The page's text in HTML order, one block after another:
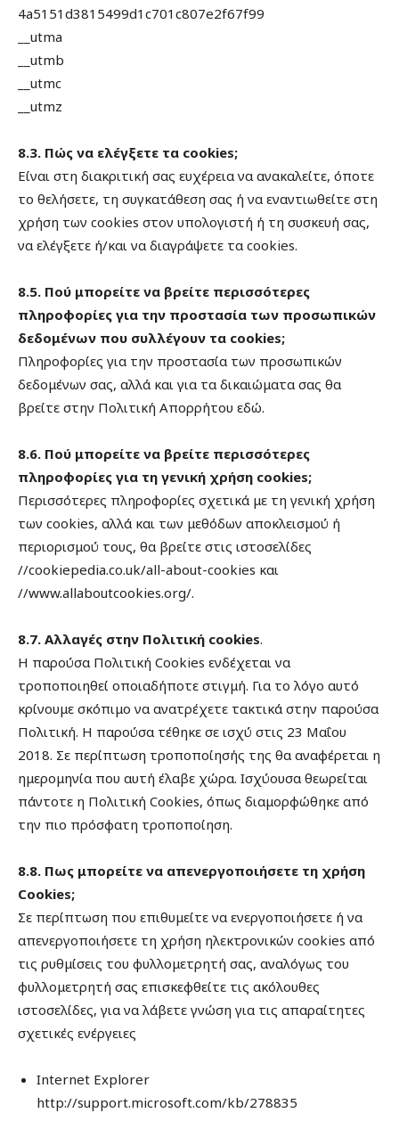
4a5151d3815499d1c701c807e2f67f99
__utma
__utmb
__utmc
__utmz
8.3. Πώς να ελέγξετε τα cookies;
Είναι στη διακριτική σας ευχέρεια να ανακαλείτε, όποτε
το θελήσετε, τη συγκατάθεση σας ή να εναντιωθείτε στη
χρήση των cookies στον υπολογιστή ή τη συσκευή σας,
να ελέγξετε ή/και να διαγράψετε τα cookies.
8.5. Πού μπορείτε να βρείτε περισσότερες
πληροφορίες για την προστασία των προσωπικών
δεδομένων που συλλέγουν τα cookies;
Πληροφορίες για την προστασία των προσωπικών
δεδομένων σας, αλλά και για τα δικαιώματα σας θα
βρείτε στην Πολιτική Απορρήτου εδώ.
8.6. Πού μπορείτε να βρείτε περισσότερες
πληροφορίες για τη γενική χρήση cookies;
Περισσότερες πληροφορίες σχετικά με τη γενική χρήση
των cookies, αλλά και των μεθόδων αποκλεισμού ή
περιορισμού τους, θα βρείτε στις ιστοσελίδες
//cookiepedia.co.uk/all-about-cookies και
//www.allaboutcookies.org/.
8.7. Αλλαγές στην Πολιτική cookies.
Η παρούσα Πολιτική Cookies ενδέχεται να
τροποποιηθεί οποιαδήποτε στιγμή. Για το λόγο αυτό
κρίνουμε σκόπιμο να ανατρέχετε τακτικά στην παρούσα
Πολιτική. Η παρούσα τέθηκε σε ισχύ στις 23 Μαΐου
2018. Σε περίπτωση τροποποίησής της θα αναφέρεται η
ημερομηνία που αυτή έλαβε χώρα. Ισχύουσα θεωρείται
πάντοτε η Πολιτική Cookies, όπως διαμορφώθηκε από
την πιο πρόσφατη τροποποίηση.
8.8. Πως μπορείτε να απενεργοποιήσετε τη χρήση
Cookies;
Σε περίπτωση που επιθυμείτε να ενεργοποιήσετε ή να
απενεργοποιήσετε τη χρήση ηλεκτρονικών cookies από
τις ρυθμίσεις του φυλλομετρητή σας, αναλόγως του
φυλλομετρητή σας επισκεφθείτε τις ακόλουθες
ιστοσελίδες, για να λάβετε γνώση για τις απαραίτητες
σχετικές ενέργειες
Internet Explorer
http://support.microsoft.com/kb/278835